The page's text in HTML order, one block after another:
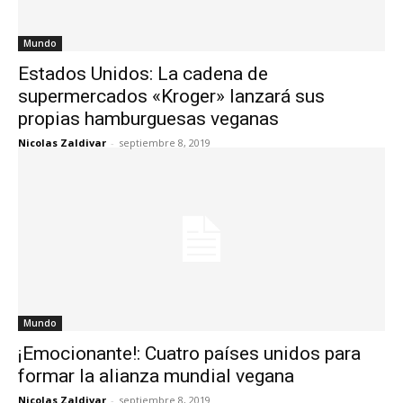
Mundo
Estados Unidos: La cadena de
supermercados «Kroger» lanzará sus
propias hamburguesas veganas
Nicolas Zaldivar - septiembre 8, 2019
Mundo
¡Emocionante!: Cuatro países unidos para
formar la alianza mundial vegana
Nicolas Zaldivar - septiembre 8, 2019